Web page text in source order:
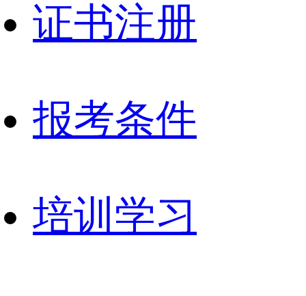
证书注册
报考条件
培训学习